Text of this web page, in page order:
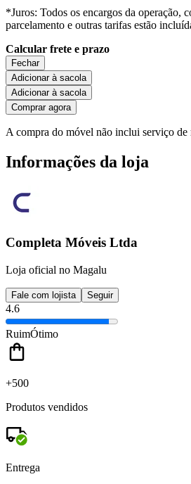
*Juros: Todos os encargos da operação,
parcelamento e outras tarifas estão
Calcular frete e prazo
Fechar
Adicionar à sacola
Adicionar à sacola
Comprar agora
A compra do móvel não inclui serviço de
Informações da loja
Completa Móveis Ltda
Loja oficial no Magalu
Fale com lojista Seguir
4.6
RuimÓtimo
+500
Produtos vendidos
Entrega